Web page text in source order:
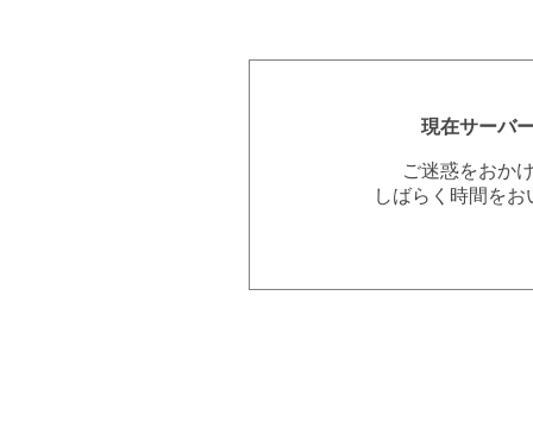
現在サーバ
ご迷惑をおか
しばらく時間を